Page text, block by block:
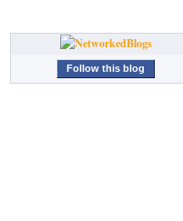
Follow this blog